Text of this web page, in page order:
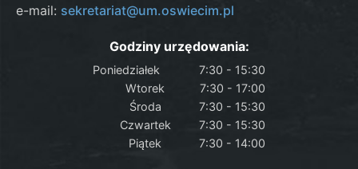
e-mail: sekretariat@um.oswiecim.pl
Godziny urzędowania:
Poniedziałek
7:30 - 15:30
Wtorek
7:30 - 17:00
Środa
7:30 - 15:30
Czwartek
7:30 - 15:30
Piątek
7:30 - 14:00